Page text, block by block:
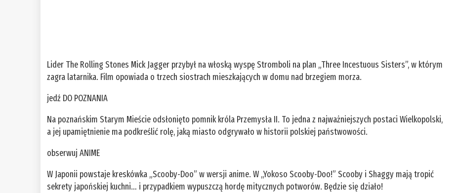
Lider The Rolling Stones Mick Jagger przybył na włoską wyspę Stromboli na plan „Three Incestuous Sisters”, w którym
zagra latarnika. Film opowiada o trzech siostrach mieszkających w domu nad brzegiem morza.
jedź DO POZNANIA
Na poznańskim Starym Mieście odsłonięto pomnik króla Przemysła II. To jedna z najważniejszych postaci Wielkopolski,
a jej upamiętnienie ma podkreślić rolę, jaką miasto odgrywało w historii polskiej państwowości.
obserwuj ANIME
W Japonii powstaje kreskówka „Scooby-Doo” w wersji anime. W „Yokoso Scooby-Doo!” Scooby i Shaggy mają tropić
sekrety japońskiej kuchni… i przypadkiem wypuszczą hordę mitycznych potworów. Będzie się działo!